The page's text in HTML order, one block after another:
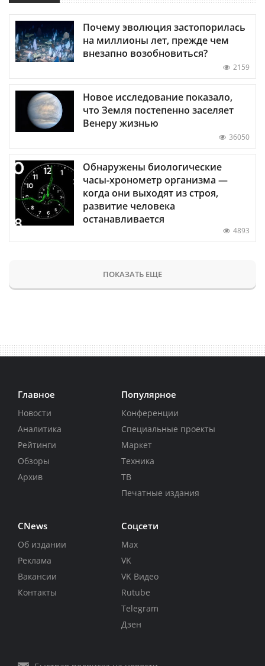
Почему эволюция застопорилась
на миллионы лет, прежде чем
внезапно возобновиться?
2159
Новое исследование показало,
что Земля постепенно заселяет
Венеру жизнью
36050
Обнаружены биологические
часы-хронометр организма —
когда они выходят из строя,
развитие человека
останавливается
4893
ПОКАЗАТЬ ЕЩЕ
Главное
Новости
Аналитика
Рейтинги
Обзоры
Архив
Популярное
Конференции
Специальные проекты
Маркет
Техника
ТВ
Печатные издания
CNews
Об издании
Реклама
Вакансии
Контакты
Соцсети
Max
VK
VK Видео
Rutube
Telegram
Дзен